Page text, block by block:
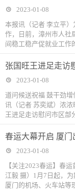
2023-01-08
本报讯（记者 李立平
作，日前，漳州市人社
间稳工稳产促就业工作
张国旺王进足走访
2023-01-08
道问候送祝福 鼓干劲
讯（记者 苏奕斌）浓
王进足走访慰问市区部
春运大幕开启 厦
2023-01-08
【关注2023春运】春
江毅 摄）1月7日起，
厦门的机场、火车站等